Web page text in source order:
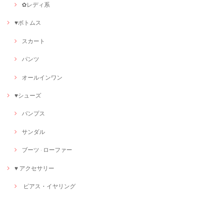
✿レディ系
♥ボトムス
スカート
パンツ
オールインワン
♥シューズ
パンプス
サンダル
ブーツ · ローファー
♥ アクセサリー
ピアス・イヤリング